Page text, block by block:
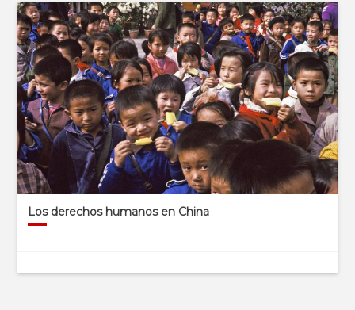
Los derechos humanos en China